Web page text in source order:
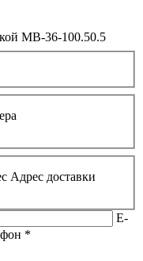
МВ-36-100.50.5
Адрес доставки
E-
*